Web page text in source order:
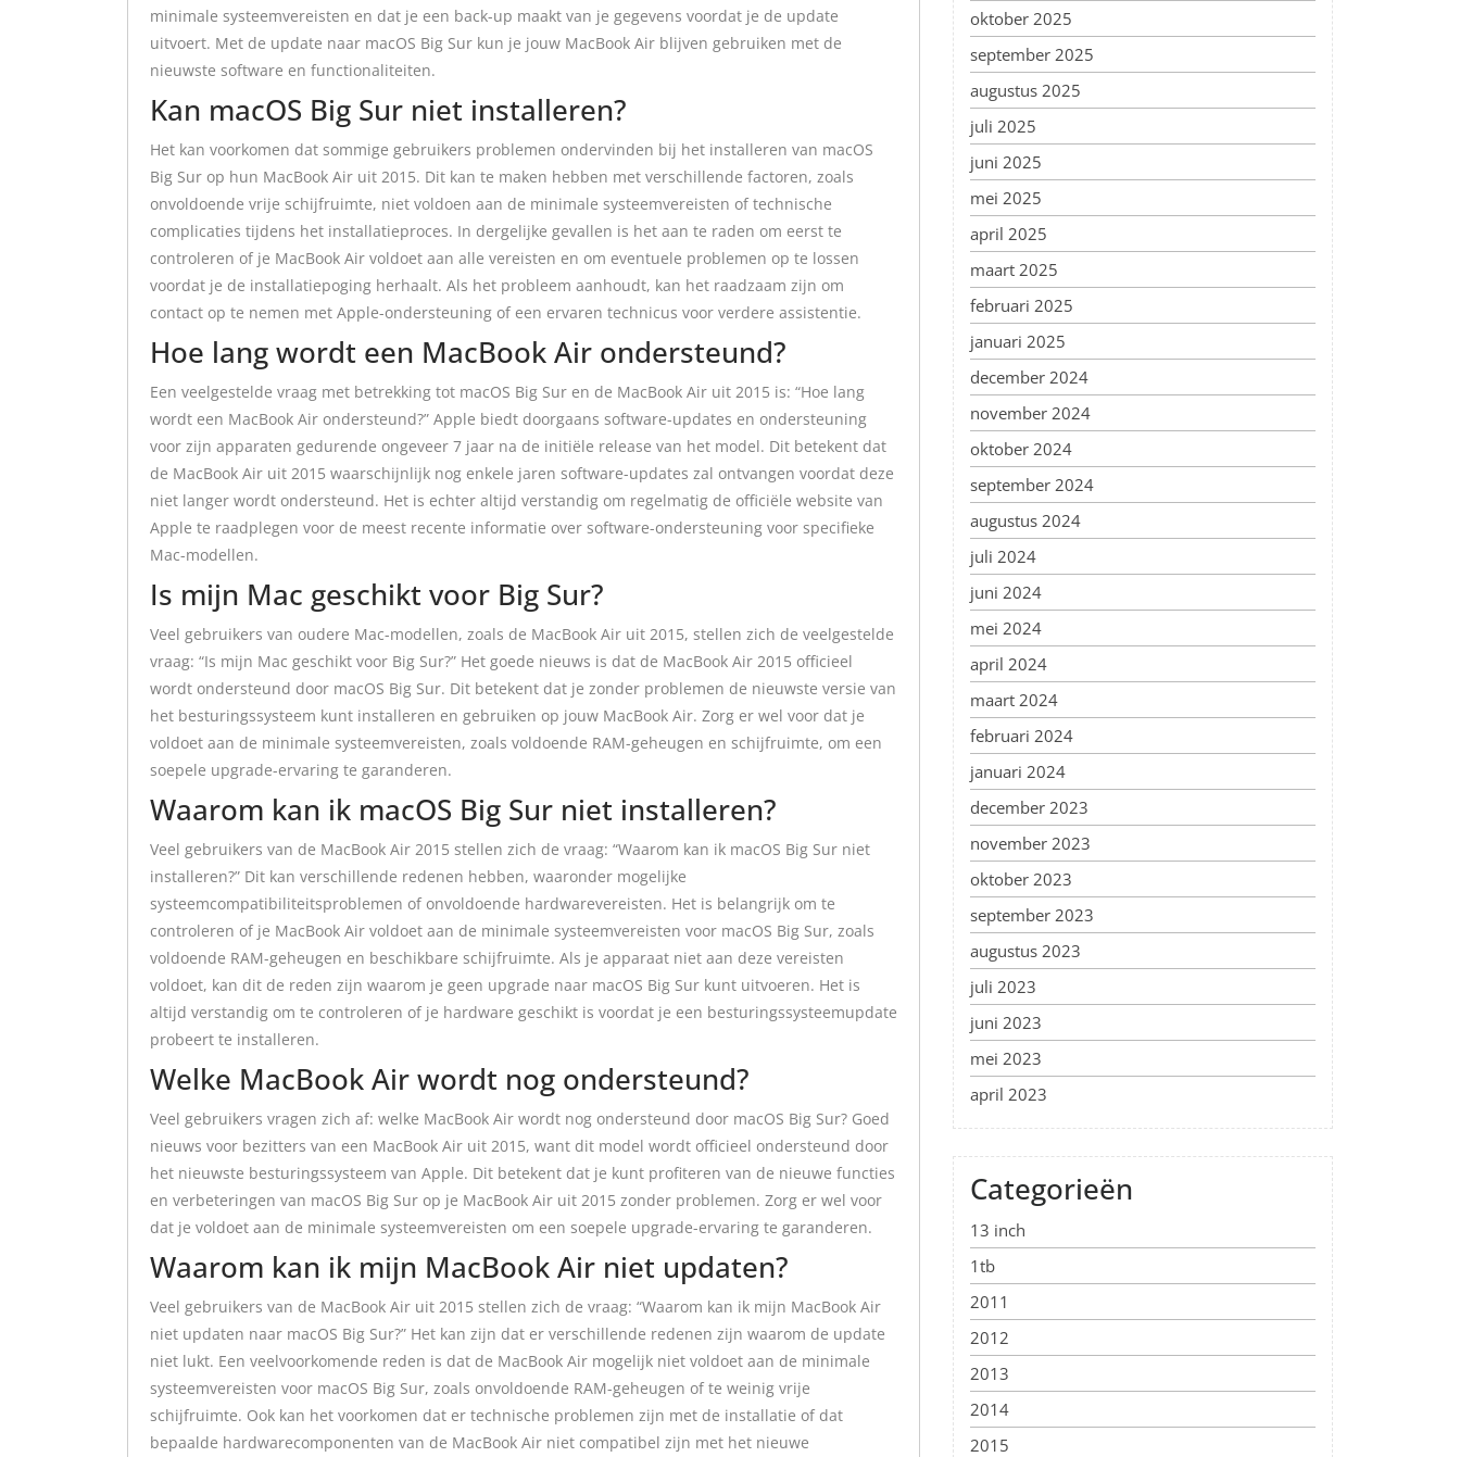
minimale systeemvereisten en dat je een back-up maakt van je gegevens voordat je de update
uitvoert. Met de update naar macOS Big Sur kun je jouw MacBook Air blijven gebruiken met de
nieuwste software en functionaliteiten.
Kan macOS Big Sur niet installeren?
Het kan voorkomen dat sommige gebruikers problemen ondervinden bij het installeren van macOS
Big Sur op hun MacBook Air uit 2015. Dit kan te maken hebben met verschillende factoren, zoals
onvoldoende vrije schijfruimte, niet voldoen aan de minimale systeemvereisten of technische
complicaties tijdens het installatieproces. In dergelijke gevallen is het aan te raden om eerst te
controleren of je MacBook Air voldoet aan alle vereisten en om eventuele problemen op te lossen
voordat je de installatiepoging herhaalt. Als het probleem aanhoudt, kan het raadzaam zijn om
contact op te nemen met Apple-ondersteuning of een ervaren technicus voor verdere assistentie.
Hoe lang wordt een MacBook Air ondersteund?
Een veelgestelde vraag met betrekking tot macOS Big Sur en de MacBook Air uit 2015 is: “Hoe lang
wordt een MacBook Air ondersteund?” Apple biedt doorgaans software-updates en ondersteuning
voor zijn apparaten gedurende ongeveer 7 jaar na de initiële release van het model. Dit betekent dat
de MacBook Air uit 2015 waarschijnlijk nog enkele jaren software-updates zal ontvangen voordat deze
niet langer wordt ondersteund. Het is echter altijd verstandig om regelmatig de officiële website van
Apple te raadplegen voor de meest recente informatie over software-ondersteuning voor specifieke
Mac-modellen.
Is mijn Mac geschikt voor Big Sur?
Veel gebruikers van oudere Mac-modellen, zoals de MacBook Air uit 2015, stellen zich de veelgestelde
vraag: “Is mijn Mac geschikt voor Big Sur?” Het goede nieuws is dat de MacBook Air 2015 officieel
wordt ondersteund door macOS Big Sur. Dit betekent dat je zonder problemen de nieuwste versie van
het besturingssysteem kunt installeren en gebruiken op jouw MacBook Air. Zorg er wel voor dat je
voldoet aan de minimale systeemvereisten, zoals voldoende RAM-geheugen en schijfruimte, om een
soepele upgrade-ervaring te garanderen.
Waarom kan ik macOS Big Sur niet installeren?
Veel gebruikers van de MacBook Air 2015 stellen zich de vraag: “Waarom kan ik macOS Big Sur niet
installeren?” Dit kan verschillende redenen hebben, waaronder mogelijke
systeemcompatibiliteitsproblemen of onvoldoende hardwarevereisten. Het is belangrijk om te
controleren of je MacBook Air voldoet aan de minimale systeemvereisten voor macOS Big Sur, zoals
voldoende RAM-geheugen en beschikbare schijfruimte. Als je apparaat niet aan deze vereisten
voldoet, kan dit de reden zijn waarom je geen upgrade naar macOS Big Sur kunt uitvoeren. Het is
altijd verstandig om te controleren of je hardware geschikt is voordat je een besturingssysteemupdate
probeert te installeren.
Welke MacBook Air wordt nog ondersteund?
Veel gebruikers vragen zich af: welke MacBook Air wordt nog ondersteund door macOS Big Sur? Goed
nieuws voor bezitters van een MacBook Air uit 2015, want dit model wordt officieel ondersteund door
het nieuwste besturingssysteem van Apple. Dit betekent dat je kunt profiteren van de nieuwe functies
en verbeteringen van macOS Big Sur op je MacBook Air uit 2015 zonder problemen. Zorg er wel voor
dat je voldoet aan de minimale systeemvereisten om een soepele upgrade-ervaring te garanderen.
Waarom kan ik mijn MacBook Air niet updaten?
Veel gebruikers van de MacBook Air uit 2015 stellen zich de vraag: “Waarom kan ik mijn MacBook Air
niet updaten naar macOS Big Sur?” Het kan zijn dat er verschillende redenen zijn waarom de update
niet lukt. Een veelvoorkomende reden is dat de MacBook Air mogelijk niet voldoet aan de minimale
systeemvereisten voor macOS Big Sur, zoals onvoldoende RAM-geheugen of te weinig vrije
schijfruimte. Ook kan het voorkomen dat er technische problemen zijn met de installatie of dat
bepaalde hardwarecomponenten van de MacBook Air niet compatibel zijn met het nieuwe
oktober 2025
september 2025
augustus 2025
juli 2025
juni 2025
mei 2025
april 2025
maart 2025
februari 2025
januari 2025
december 2024
november 2024
oktober 2024
september 2024
augustus 2024
juli 2024
juni 2024
mei 2024
april 2024
maart 2024
februari 2024
januari 2024
december 2023
november 2023
oktober 2023
september 2023
augustus 2023
juli 2023
juni 2023
mei 2023
april 2023
Categorieën
13 inch
1tb
2011
2012
2013
2014
2015